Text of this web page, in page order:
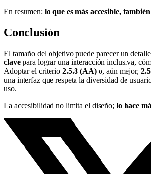
En resumen: lo que es más accesible,
Conclusión
El tamaño del objetivo puede parecer un
clave para lograr una interacción inclusiva,
Adoptar el criterio 2.5.8 (AA) o, aún mejor,
una interfaz que respeta la diversidad de
uso.
La accesibilidad no limita el diseño; lo hace